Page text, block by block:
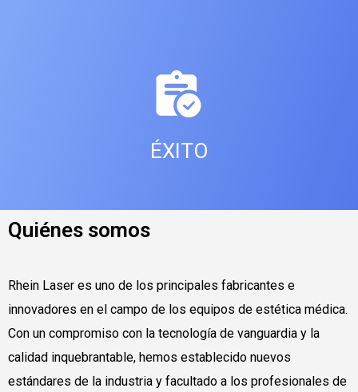
ÉXITO
Quiénes somos
Rhein Laser es uno de los principales fabricantes e
innovadores en el campo de los equipos de estética médica.
Con un compromiso con la tecnología de vanguardia y la
calidad inquebrantable, hemos establecido nuevos
estándares de la industria y facultado a los profesionales de